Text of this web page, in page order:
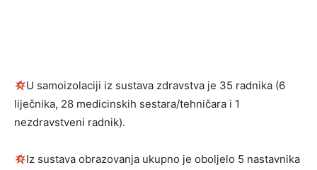
U samoizolaciji iz sustava zdravstva je 35 radnika (6
liječnika, 28 medicinskih sestara/tehničara i 1
nezdravstveni radnik).
Iz sustava obrazovanja ukupno je oboljelo 5 nastavnika